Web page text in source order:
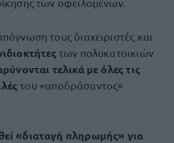
των οφειλομένων.
τους διαχειριστές και
των πολυκατοικιών
τελικά με όλες τις
του «αποδράσαντος»
«διαταγή πληρωμής» για